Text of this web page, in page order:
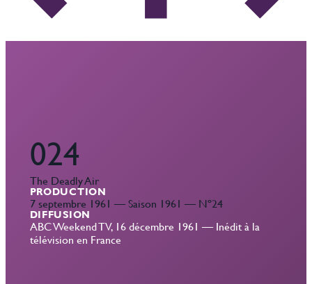
024
The Deadly Air
PRODUCTION
7 septembre 1961 — Saison 1961 — Nº24
DIFFUSION
ABC Weekend TV, 16 décembre 1961 — Inédit à la
télévision en France